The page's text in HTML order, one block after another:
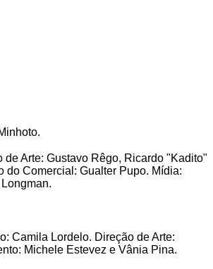
Arte: Gustavo Rêgo, Ricardo "Kadito"
do Comercial: Gualter Pupo. Mídia:
Camila Lordelo. Direção de Arte:
Michele Estevez e Vânia Pina.